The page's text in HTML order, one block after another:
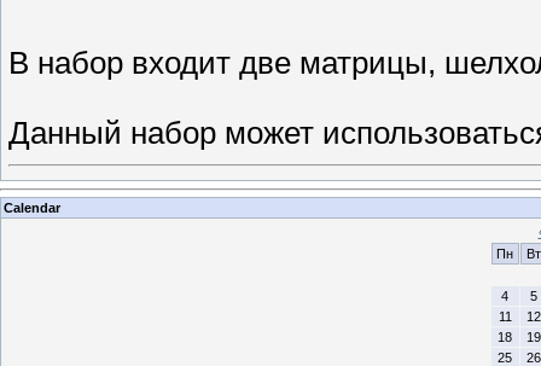
В набор входит две матрицы,
Данный набор может
Calendar
Пн
Вт
4
5
11
12
18
19
25
26